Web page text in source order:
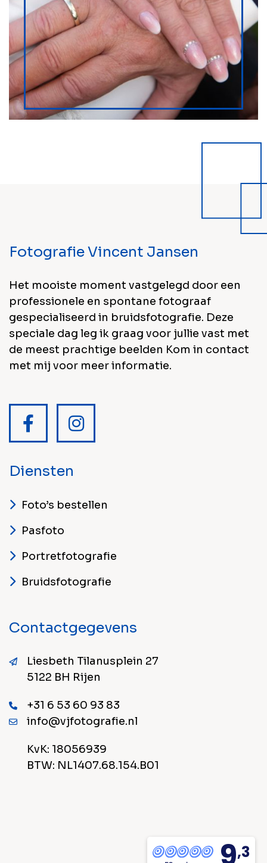
Fotografie Vincent Jansen
Het mooiste moment vastgelegd door een
professionele en spontane fotograaf
gespecialiseerd in bruidsfotografie. Deze
speciale dag leg ik graag voor jullie vast met
de meest prachtige beelden Kom in contact
met mij voor meer informatie.
Diensten
Foto’s bestellen
Pasfoto
Portretfotografie
Bruidsfotografie
Contactgegevens
Liesbeth Tilanusplein 27
5122 BH Rijen
+31 6 53 60 93 83
info@vjfotografie.nl
KvK: 18056939
BTW: NL1407.68.154.B01
,3